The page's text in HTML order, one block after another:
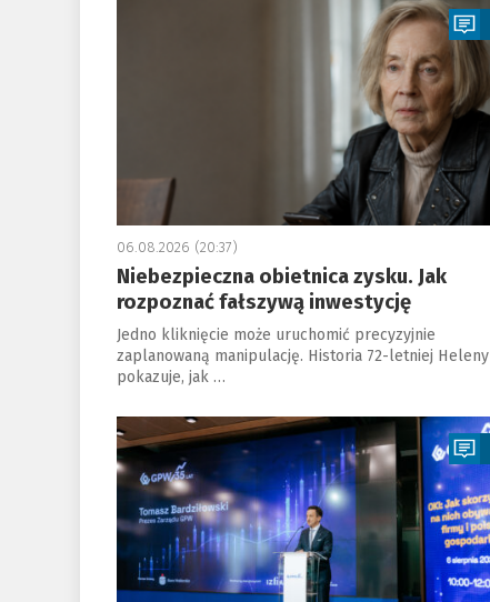
06.08.2026 (20:37)
Niebezpieczna obietnica zysku. Jak
rozpoznać fałszywą inwestycję
Jedno kliknięcie może uruchomić precyzyjnie
zaplanowaną manipulację. Historia 72-letniej Heleny
pokazuje, jak …
a